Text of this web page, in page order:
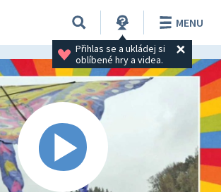
Přihlas se a ukládej si
oblíbené hry a videa.
MENU